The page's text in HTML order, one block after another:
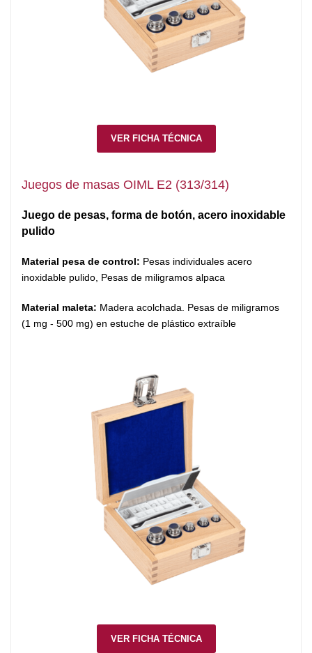
VER FICHA TÉCNICA
Juegos de masas OIML E2 (313/314)
Juego de pesas, forma de botón, acero inoxidable
pulido
Material pesa de control: Pesas individuales acero
inoxidable pulido, Pesas de miligramos alpaca
Material maleta: Madera acolchada. Pesas de miligramos
(1 mg - 500 mg) en estuche de plástico extraíble
VER FICHA TÉCNICA